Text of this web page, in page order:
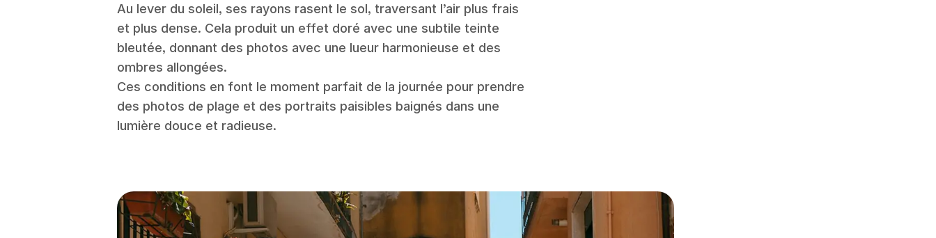
Au lever du soleil, ses rayons rasent le sol, traversant l’air plus frais
et plus dense. Cela produit un effet doré avec une subtile teinte
bleutée, donnant des photos avec une lueur harmonieuse et des
ombres allongées.
Ces conditions en font le moment parfait de la journée pour prendre
des photos de plage et des portraits paisibles baignés dans une
lumière douce et radieuse.